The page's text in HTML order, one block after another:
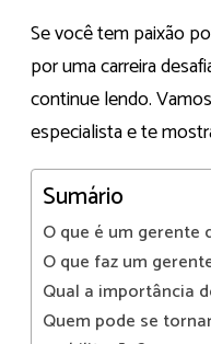
Se você tem paixão
por uma carreira
continue lendo.
especialista e te
Sumário
O que é um gerente
O que faz um
Qual a importância
Quem pode se